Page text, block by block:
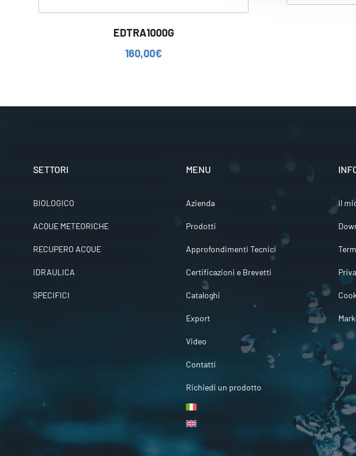
EDTRA1000G
160,00€
SETTORI
BIOLOGICO
ACQUE METEORICHE
RECUPERO ACQUE
IDRAULICA
SPECIFICI
MENU
Azienda
Prodotti
Approfondimenti Tecnici
Certificazioni e Brevetti
Cataloghi
Export
Video
Contatti
Richiedi un prodotto
Il